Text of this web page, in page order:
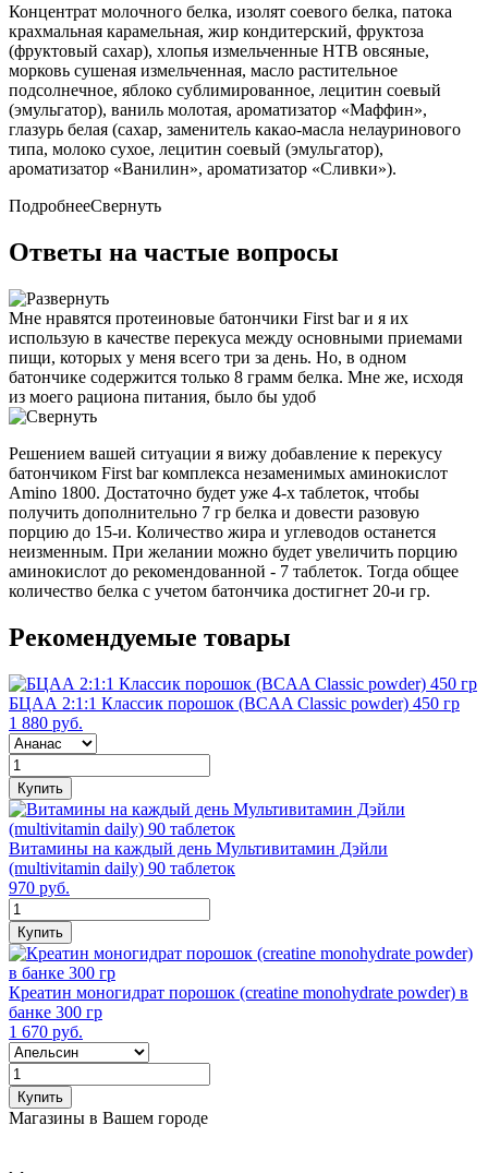
Концентрат молочного белка, изолят соевого белка, патока
крахмальная карамельная, жир кондитерский, фруктоза
(фруктовый сахар), хлопья измельченные НТВ овсяные,
морковь сушеная измельченная, масло растительное
подсолнечное, яблоко сублимированное, лецитин соевый
(эмульгатор), ваниль молотая, ароматизатор «Маффин»,
глазурь белая (сахар, заменитель какао-масла нелауринового
типа, молоко сухое, лецитин соевый (эмульгатор),
ароматизатор «Ванилин», ароматизатор «Сливки»).
ПодробнееСвернуть
Ответы на частые вопросы
Мне нравятся протеиновые батончики First bar и я их
использую в качестве перекуса между основными приемами
пищи, которых у меня всего три за день. Но, в одном
батончике содержится только 8 грамм белка. Мне же, исходя
из моего рациона питания, было бы удоб
Решением вашей ситуации я вижу добавление к перекусу
батончиком First bar комплекса незаменимых аминокислот
Amino 1800. Достаточно будет уже 4-х таблеток, чтобы
получить дополнительно 7 гр белка и довести разовую
порцию до 15-и. Количество жира и углеводов останется
неизменным. При желании можно будет увеличить порцию
аминокислот до рекомендованной - 7 таблеток. Тогда общее
количество белка с учетом батончика достигнет 20-и гр.
Рекомендуемые товары
БЦАА 2:1:1 Классик порошок (BCAA Classic powder) 450 гр
1 880 руб.
Купить
Витамины на каждый день Мультивитамин Дэйли
(multivitamin daily) 90 таблеток
970 руб.
Купить
Креатин моногидрат порошок (сreatine monohydrate powder) в
банке 300 гр
1 670 руб.
Купить
Магазины в Вашем городе